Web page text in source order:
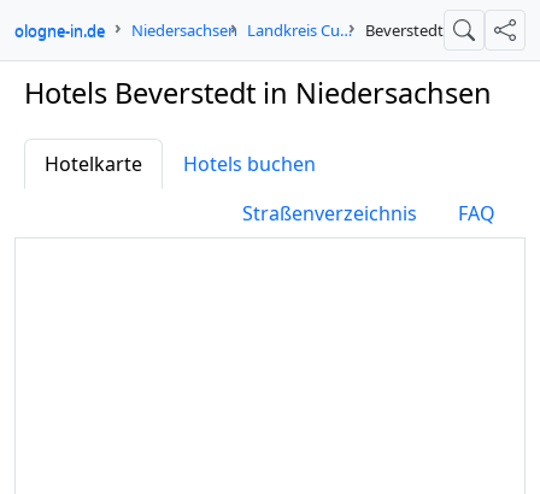
cologne-in.de Niedersachsen Landkreis Cuxhaven Beverstedt Suche
Hotels Beverstedt in Niedersachsen
Hotelkarte
Hotels buchen
Straßenverzeichnis
FAQ